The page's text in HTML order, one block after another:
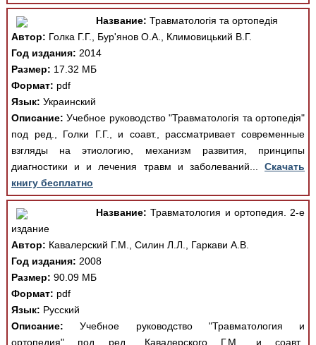
Название: Травматологія та ортопедія
Автор: Голка Г.Г., Бур'янов О.А., Климовицький В.Г.
Год издания: 2014
Размер: 17.32 МБ
Формат: pdf
Язык: Украинский
Описание: Учебное руководство "Травматологія та ортопедія"
под ред., Голки Г.Г., и соавт., рассматривает современные
взгляды на этиологию, механизм развития, принципы
диагностики и и лечения травм и заболеваний...Скачать
книгу бесплатно
Название: Травматология и ортопедия. 2-е
издание
Автор: Кавалерский Г.М., Силин Л.Л., Гаркави А.В.
Год издания: 2008
Размер: 90.09 МБ
Формат: pdf
Язык: Русский
Описание: Учебное руководство "Травматология и
ортопедия" под ред., Кавалерского Г.М., и соавт.,